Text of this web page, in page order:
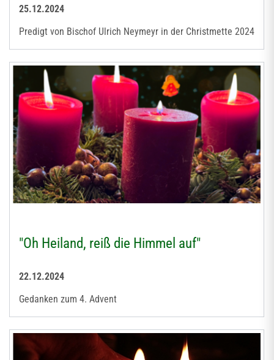
25.12.2024
Predigt von Bischof Ulrich Neymeyr in der Christmette 2024
"Oh Heiland, reiß die Himmel auf"
22.12.2024
Gedanken zum 4. Advent